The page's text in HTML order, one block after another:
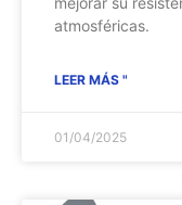
atmosféricas.
LEER MÁS "
01/04/2025